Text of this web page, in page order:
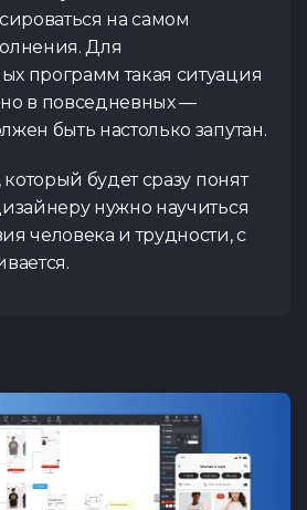
на самом
Для
программ такая ситуация
в повседневных —
быть настолько запутан.
будет сразу понят
нужно научиться
человека и трудности, с